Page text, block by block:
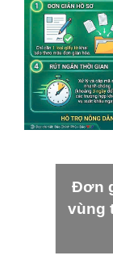
Đơn
vùng